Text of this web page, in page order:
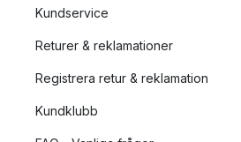
Kundservice
Returer & reklamationer
Registrera retur & reklamation
Kundklubb